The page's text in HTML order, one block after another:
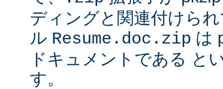
ディングと関連付けら
ル Resume.doc.zip は
ドキュメントである と
す。